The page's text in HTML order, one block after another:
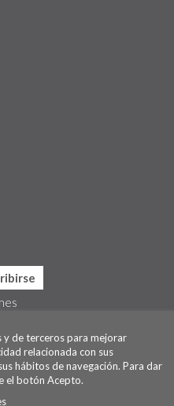
y de terceros para mejorar
relacionada con sus
hábitos de navegación. Para dar
el botón Acepto.